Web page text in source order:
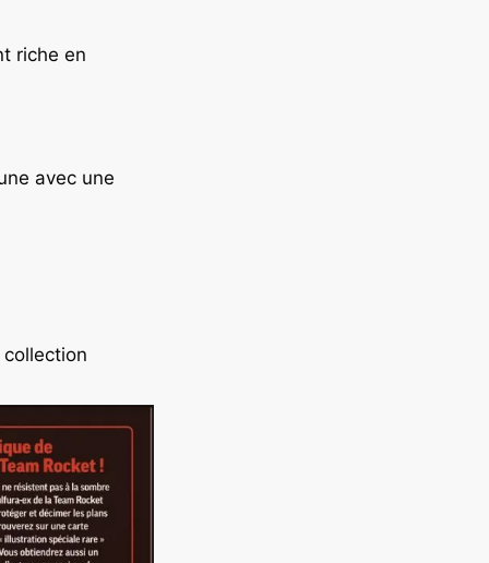
riche en
avec une